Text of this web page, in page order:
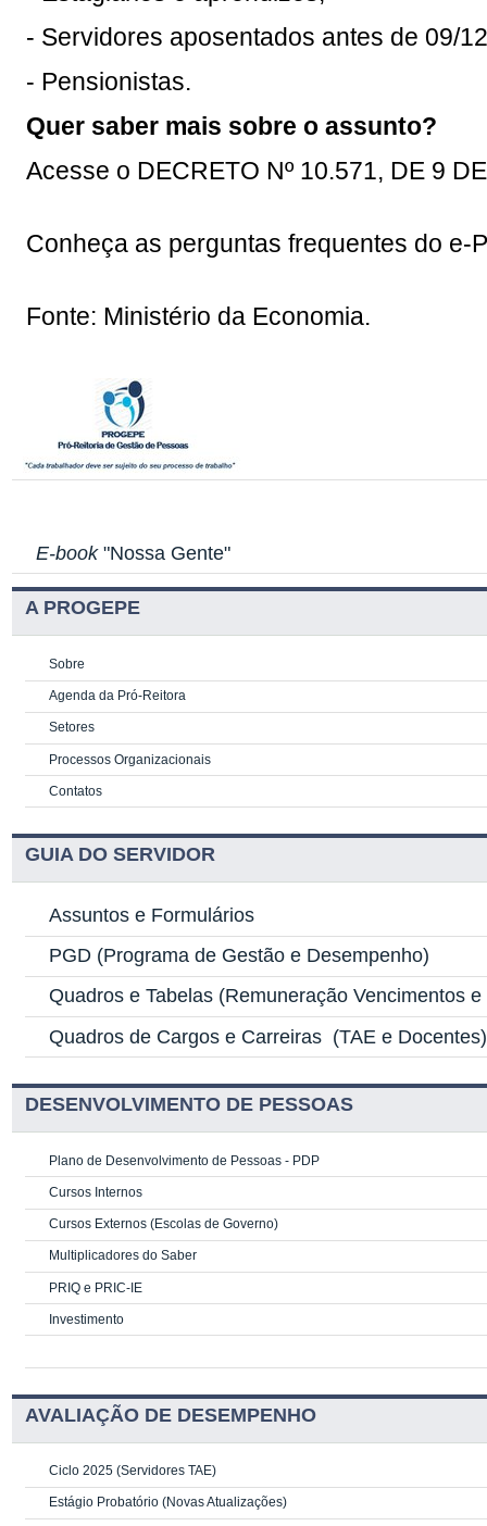
- Servidores aposentados antes de 09/
- Pensionistas.
Quer saber mais sobre o assunto?
Acesse o DECRETO Nº 10.571, DE 9
Conheça as perguntas frequentes do e-
Fonte: Ministério da Economia.
E-book"Nossa Gente"
A PROGEPE
Sobre
Agenda da Pró-Reitora
Setores
Processos Organizacionais
Contatos
GUIA DO SERVIDOR
Assuntos e Formulários
PGD (Programa de Gestão e Desempenho)
Quadros e Tabelas (Remuneração Vencimentos
Quadros de Cargos e Carreiras (TAE e Docentes)
DESENVOLVIMENTO DE PESSOAS
Plano de Desenvolvimento de Pessoas - PDP
Cursos Internos
Cursos Externos (Escolas de Governo)
Multiplicadores do Saber
PRIQ e PRIC-IE
Investimento
AVALIAÇÃO DE DESEMPENHO
Ciclo 2025 (Servidores TAE)
Estágio Probatório (Novas Atualizações)